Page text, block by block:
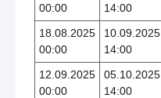
00:00
14:00
18.08.2025
00:00
10.09.2025
14:00
12.09.2025
00:00
05.10.2025
14:00